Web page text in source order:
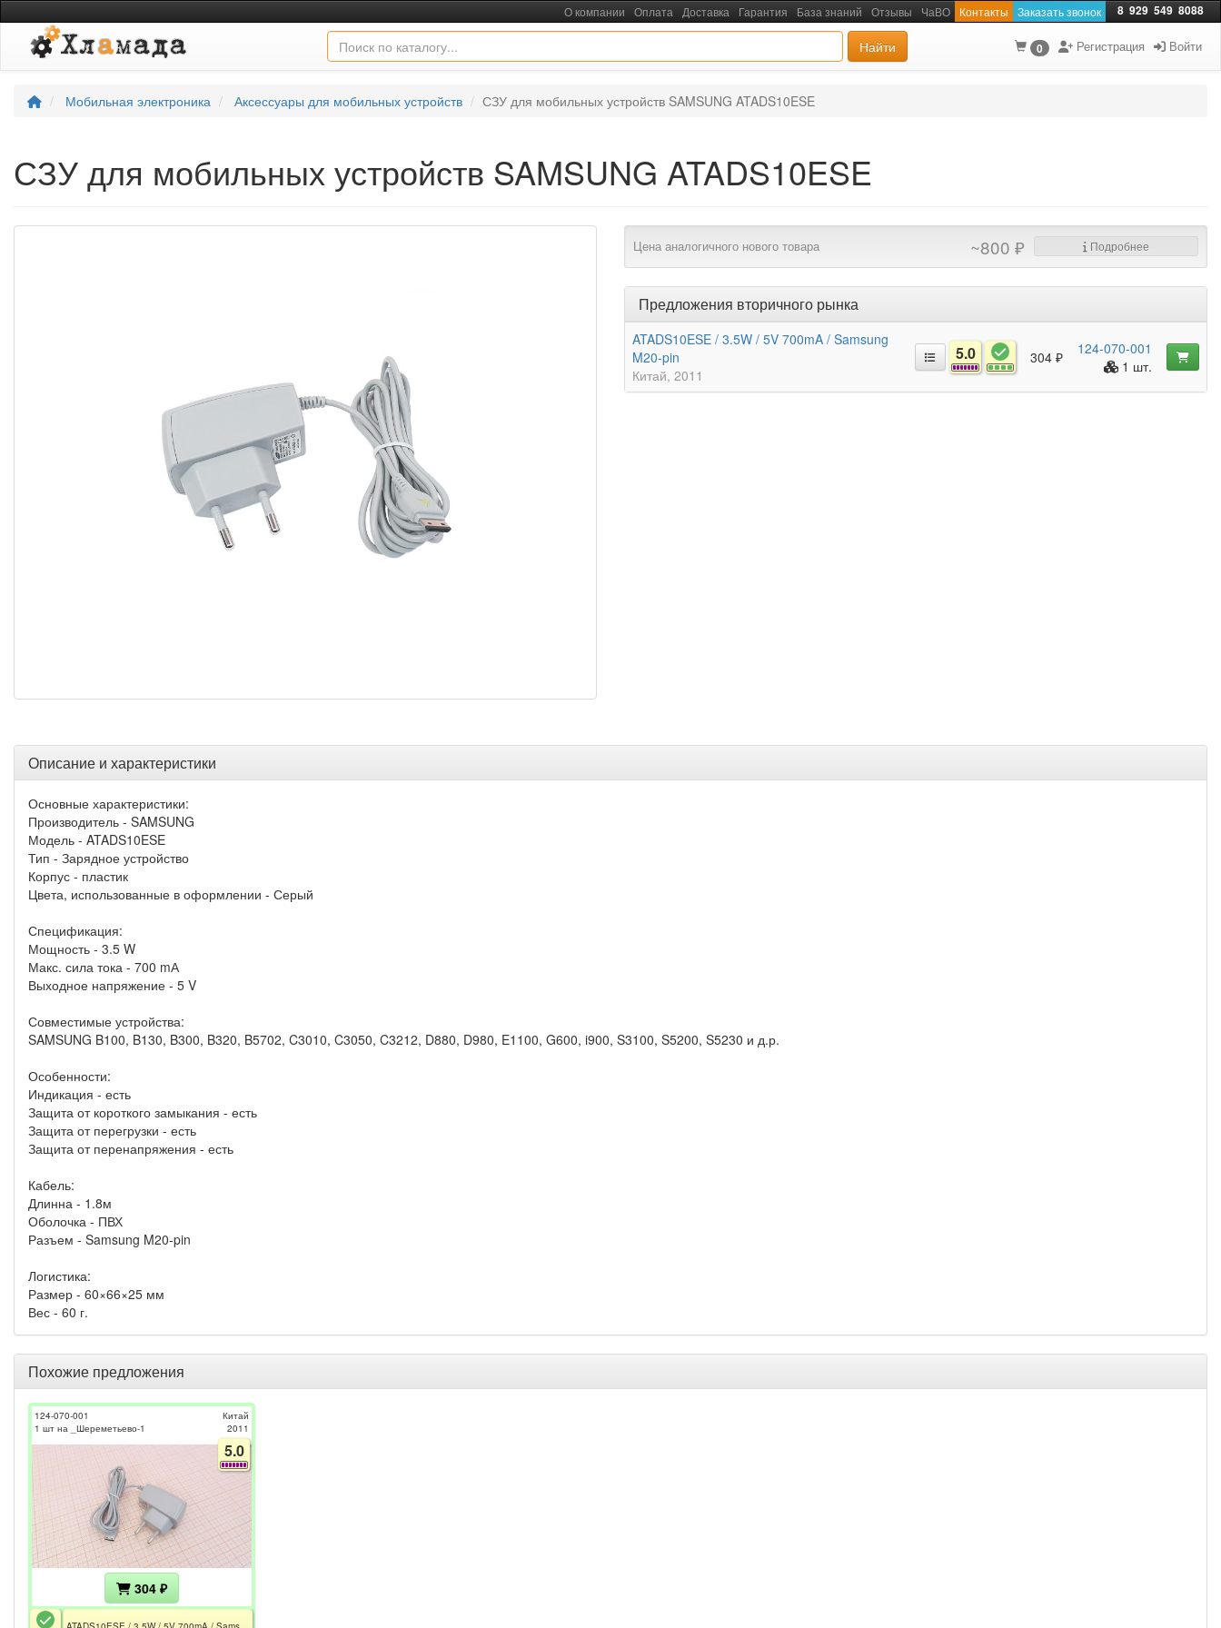
О компании Оплата Доставка Гарантия База знаний Отзывы ЧаВО Контакты Заказать звонок 8 929 549 8088
Найти 0 Регистрация Войти
Мобильная электроника Аксессуары для мобильных устройств СЗУ для мобильных устройств SAMSUNG ATADS10ESE
СЗУ для мобильных устройств SAMSUNG ATADS10ESE
Цена аналогичного нового товара ~800 ₽ Подробнее
Предложения вторичного рынка
ATADS10ESE / 3.5W / 5V 700mA / Samsung
M20-pin
Китай 2011
5.0 304 ₽
124-070-001
1 шт.
Описание и характеристики
Основные характеристики:
Производитель - SAMSUNG
Модель - ATADS10ESE
Тип - Зарядное устройство
Корпус - пластик
Цвета, использованные в оформлении - Серый
Спецификация:
Мощность - 3.5 W
Макс. сила тока - 700 mА
Выходное напряжение - 5 V
Совместимые устройства:
SAMSUNG B100, B130, B300, B320, B5702, C3010, C3050, C3212, D880, D980, E1100, G600, i900, S3100, S5200, S5230 и д.р.
Особенности:
Индикация - есть
Защита от короткого замыкания - есть
Защита от перегрузки - есть
Защита от перенапряжения - есть
Кабель:
Длинна - 1.8м
Оболочка - ПВХ
Разъем - Samsung M20-pin
Логистика:
Размер - 60×66×25 мм
Вес - 60 г.
Похожие предложения
124-070-001
1 шт на _Шереметьево-1
Китай
2011
5.0
304 ₽